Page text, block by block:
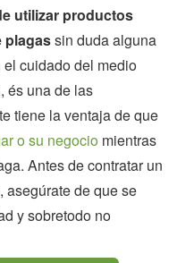
utilizar productos
plagassin duda alguna
cuidado del medio
és una de las
tiene la ventaja de que
o su negocio mientras
Antes de contratar un
asegúrate de que se
y sobretodo no